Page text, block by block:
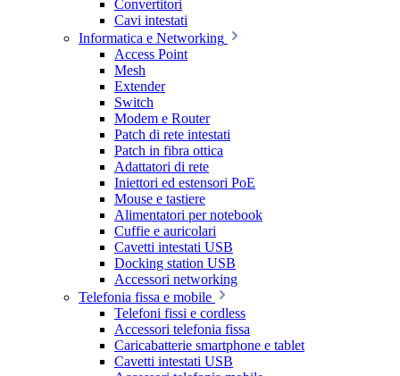
Convertitori
Cavi intestati
Informatica e Networking
Access Point
Mesh
Extender
Switch
Modem e Router
Patch di rete intestati
Patch in fibra ottica
Adattatori di rete
Iniettori ed estensori PoE
Mouse e tastiere
Alimentatori per notebook
Cuffie e auricolari
Cavetti intestati USB
Docking station USB
Accessori networking
Telefonia fissa e mobile
Telefoni fissi e cordless
Accessori telefonia fissa
Caricabatterie smartphone e tablet
Cavetti intestati USB